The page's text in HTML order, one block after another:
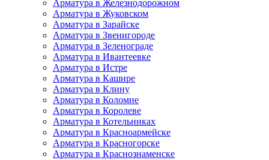
Арматура в Железнодорожном
Арматура в Жуковском
Арматура в Зарайске
Арматура в Звенигороде
Арматура в Зеленограде
Арматура в Ивантеевке
Арматура в Истре
Арматура в Кашире
Арматура в Клину
Арматура в Коломне
Арматура в Королеве
Арматура в Котельниках
Арматура в Красноармейске
Арматура в Красногорске
Арматура в Краснознаменске